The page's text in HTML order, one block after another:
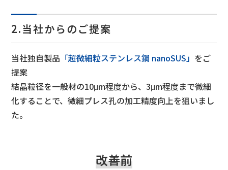
2.当社からのご提案
当社独自製品 「超微細粒ステンレス鋼 nanoSUS」 をご
提案
結晶粒径を一般材の10μm程度から、3μm程度まで微細
化することで、微細プレス孔の加工精度向上を狙いまし
た。
改善前